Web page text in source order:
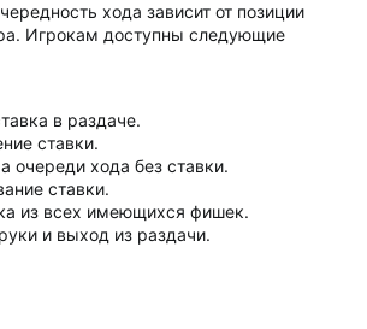
хода зависит от позиции
Игрокам доступны следующие
в раздаче.
ставки.
очереди хода без ставки.
ставки.
из всех имеющихся фишек.
и выход из раздачи.